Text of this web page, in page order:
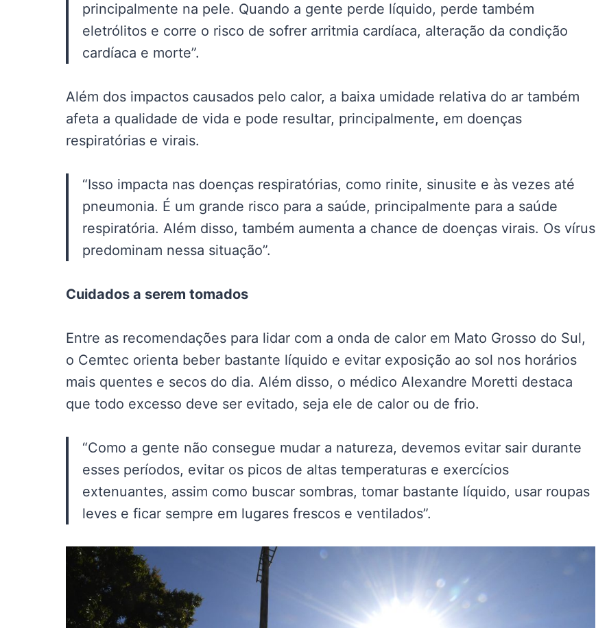
principalmente na pele. Quando a gente perde líquido, perde também
eletrólitos e corre o risco de sofrer arritmia cardíaca, alteração da condição
cardíaca e morte”.
Além dos impactos causados pelo calor, a baixa umidade relativa do ar também
afeta a qualidade de vida e pode resultar, principalmente, em doenças
respiratórias e virais.
“Isso impacta nas doenças respiratórias, como rinite, sinusite e às vezes até
pneumonia. É um grande risco para a saúde, principalmente para a saúde
respiratória. Além disso, também aumenta a chance de doenças virais. Os vírus
predominam nessa situação”.
Cuidados a serem tomados
Entre as recomendações para lidar com a onda de calor em Mato Grosso do Sul,
o Cemtec orienta beber bastante líquido e evitar exposição ao sol nos horários
mais quentes e secos do dia. Além disso, o médico Alexandre Moretti destaca
que todo excesso deve ser evitado, seja ele de calor ou de frio.
“Como a gente não consegue mudar a natureza, devemos evitar sair durante
esses períodos, evitar os picos de altas temperaturas e exercícios
extenuantes, assim como buscar sombras, tomar bastante líquido, usar roupas
leves e ficar sempre em lugares frescos e ventilados”.